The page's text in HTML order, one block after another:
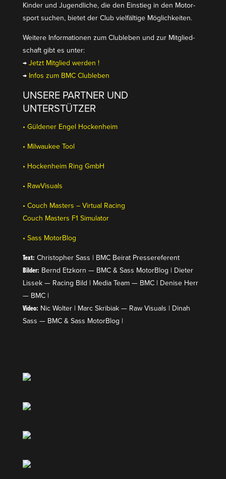
Kinder und Jugend­liche, die den Einstieg in den Motor­
sport suchen, bietet der Club vielfältige Möglichkeiten.
Weitere Infor­ma­tionen zum Clubleben und zur Mitglied­
schaft gibt es unter:
→ Jetzt Mitglied werden !
→ Infos zum BMC Clubleben
UNSERE PARTNER UND
UNTERSTÜTZER
• Güldener Engel Hockenheim
• Milwaukee Tool
• Hockenheim Ring GmbH
• RawVi­suals
• Couch Masters – Virtual Racing
Couch Masters F1 Simulator
• Sass MotorBlog
Text: Chris­topher Sass | BMC Beirat Presse­re­ferent
Bilder: Bernd Etzkorn — BMC & Sass MotorBlog | Dieter
Lissek — Racing Bild | Media Team — BMC | Denise Herr
— BMC |
Video: Nic Wolter | Marc Skribiak — Raw Visuals | Dinah
Sass — BMC & Sass MotorBlog |